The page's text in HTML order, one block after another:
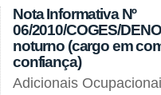
Nota Informativa Nº
06/2010/COGES/
noturno (cargo em
confiança)
Adicionais